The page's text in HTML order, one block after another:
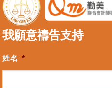
我願意禱告支持
姓名 *